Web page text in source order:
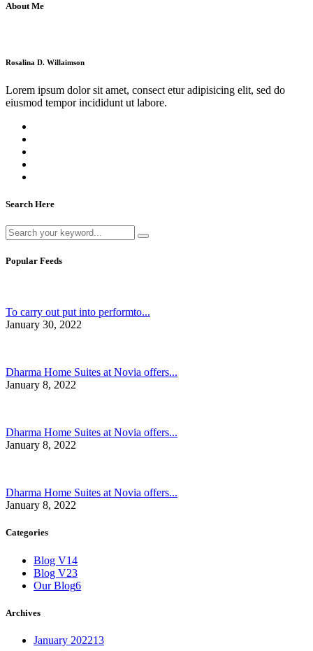
About Me
Rosalina D. Willaimson
Lorem ipsum dolor sit amet, consect etur adipisicing elit, sed do
eiusmod tempor incididunt ut labore.
Search Here
Popular Feeds
To carry out put into performto...
January 30, 2022
Dharma Home Suites at Novia offers...
January 8, 2022
Dharma Home Suites at Novia offers...
January 8, 2022
Dharma Home Suites at Novia offers...
January 8, 2022
Categories
Blog V14
Blog V23
Our Blog6
Archives
January 202213